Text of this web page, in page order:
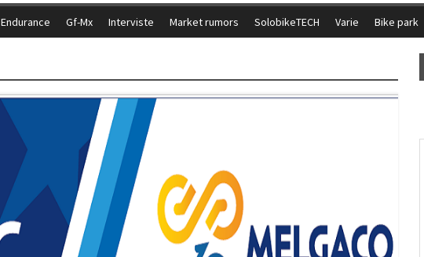
Endurance Gf-Mx Interviste Market rumors SolobikeTECH Varie Bike park